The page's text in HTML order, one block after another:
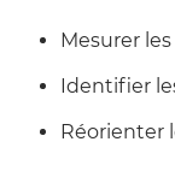
Mesurer
Identifier
Réorienter